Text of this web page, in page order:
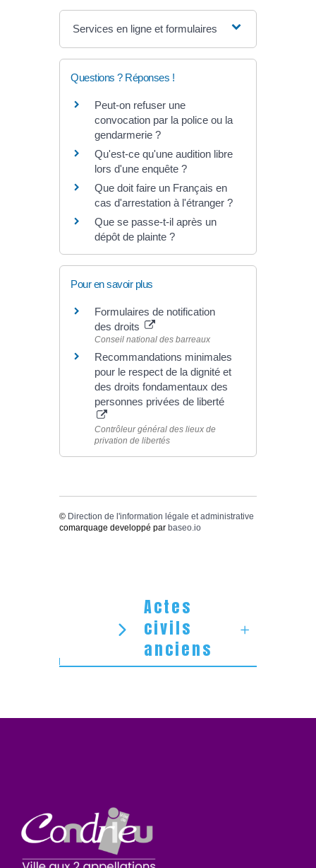
Services en ligne et formulaires
Questions ? Réponses !
Peut-on refuser une
convocation par la police ou la
gendarmerie ?
Qu'est-ce qu'une audition libre
lors d'une enquête ?
Que doit faire un Français en
cas d'arrestation à l'étranger ?
Que se passe-t-il après un
dépôt de plainte ?
Pour en savoir plus
Formulaires de notification
des droits
Conseil national des barreaux
Recommandations minimales
pour le respect de la dignité et
des droits fondamentaux des
personnes privées de liberté
Contrôleur général des lieux de
privation de libertés
© Direction de l'information légale et administrative
comarquage developpé par baseo.io
Actes
civils
anciens